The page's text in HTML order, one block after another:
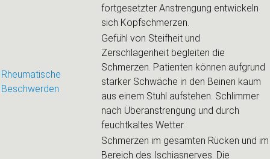
fortgesetzter Anstrengung entwickeln
sich Kopfschmerzen.
Rheumatische
Beschwerden
Gefühl von Steifheit und
Zerschlagenheit begleiten die
Schmerzen. Patienten können aufgrund
starker Schwäche in den Beinen kaum
aus einem Stuhl aufstehen. Schlimmer
nach Überanstrengung und durch
feuchtkaltes Wetter.
Schmerzen im gesamten Rücken und im
Bereich des Ischiasnerves. Die